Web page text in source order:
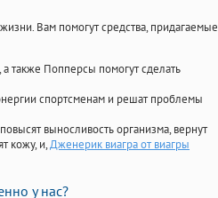
Вам помогут средства, придагаемые
а также Попперсы помогут сделать
спортсменам и решат проблемы
выносливость организма, вернут
кожу, и,Дженерик виагра от виагры
у нас?